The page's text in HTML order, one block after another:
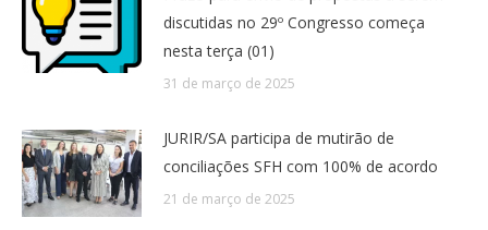
discutidas no 29º Congresso começa
nesta terça (01)
31 de março de 2025
JURIR/SA participa de mutirão de
conciliações SFH com 100% de acordo
21 de março de 2025